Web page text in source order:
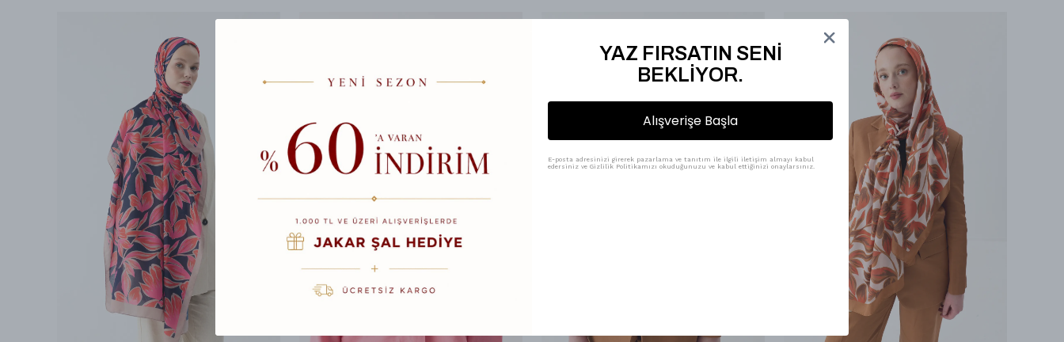
YAZ FIRSATIN SENİ
BEKLİYOR.
Alışverişe Başla
E-posta adresinizi girerek pazarlama ve tanıtım ile ilgili iletişim almayı kabul
edersiniz ve Gizlilik Politikamızı okuduğunuzu ve kabul ettiğinizi onaylarsınız.